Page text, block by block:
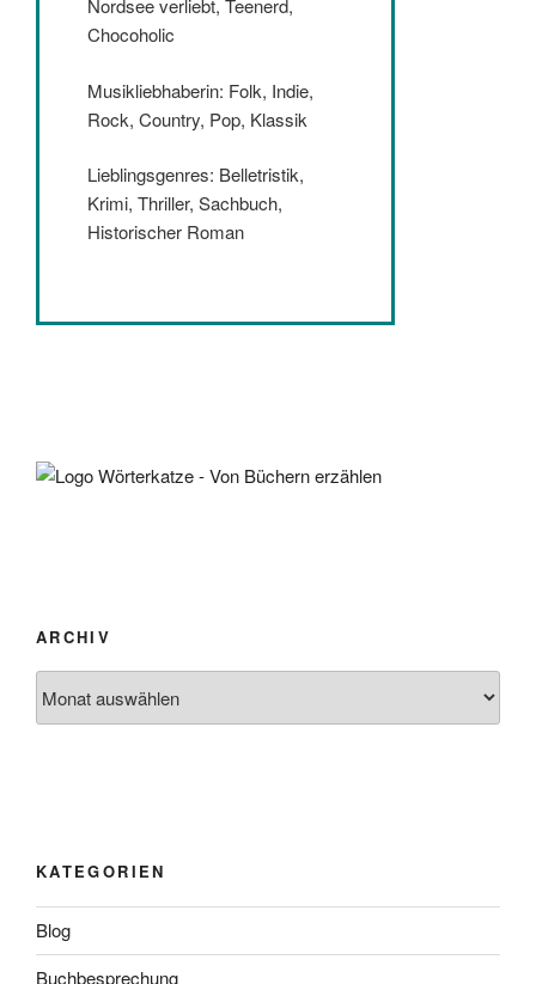
Lieblingsgenres: Belletristik,
Krimi, Thriller, Sachbuch,
ARCHIV
Buchwelt
Challenges
Im Lesesessel